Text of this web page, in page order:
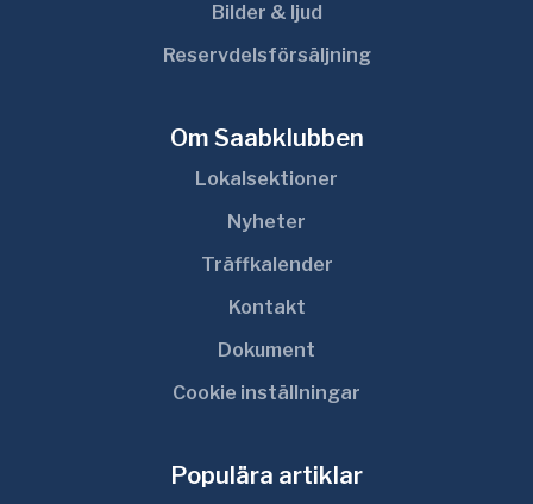
Bilder & ljud
Reservdelsförsäljning
Om Saabklubben
Lokalsektioner
Nyheter
Träffkalender
Kontakt
Dokument
Cookie inställningar
Populära artiklar